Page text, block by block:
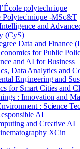
polytechnique
Polytechnique -MSc&T
and
(CyS)
Data and Finance
for Public
and AI for Business
Data Analytics and
Engineering and
for Smart Cities and
: Innovation and
: Science
AI
and Creative AI
XCin